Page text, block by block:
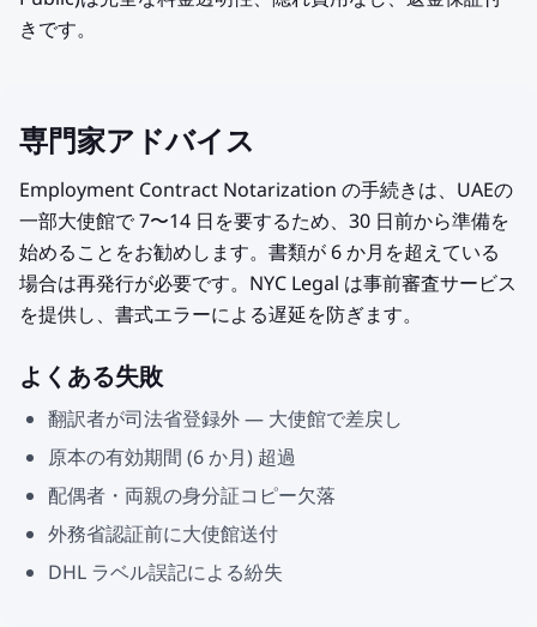
きです。
専門家アドバイス
Employment Contract Notarization の手続きは、UAEの
一部大使館で 7〜14 日を要するため、30 日前から準備を
始めることをお勧めします。書類が 6 か月を超えている
場合は再発行が必要です。NYC Legal は事前審査サービス
を提供し、書式エラーによる遅延を防ぎます。
よくある失敗
翻訳者が司法省登録外 — 大使館で差戻し
原本の有効期間 (6 か月) 超過
配偶者・両親の身分証コピー欠落
外務省認証前に大使館送付
DHL ラベル誤記による紛失